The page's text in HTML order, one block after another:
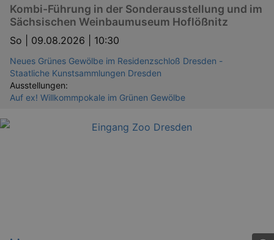
Kombi-Führung in der Sonderausstellung und im
Sächsischen Weinbaumuseum Hoflößnitz
So | 09.08.2026 | 10:30
Neues Grünes Gewölbe im Residenzschloß Dresden -
Staatliche Kunstsammlungen Dresden
Ausstellungen:
Auf ex! Willkommpokale im Grünen Gewölbe